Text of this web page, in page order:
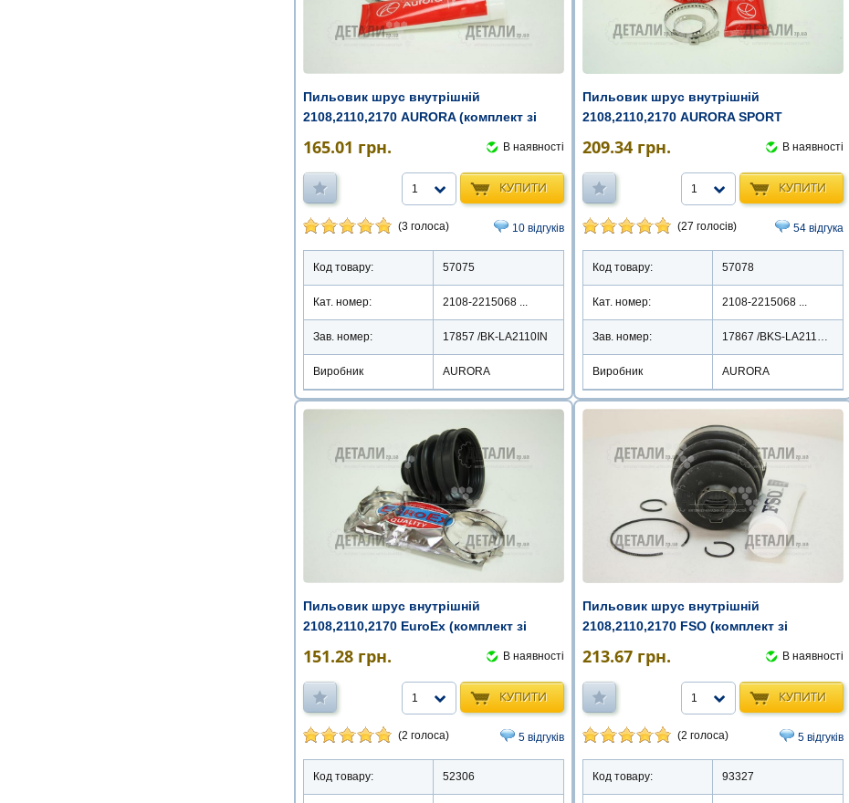
Пильовик шрус внутрішній
2108,2110,2170 AURORA (комплект зі
165.01 грн. В наявності
КУПИТИ
1
(3 голоса) 10 відгуків
Код товару: 57075
Кат. номер: 2108-2215068 ...
Зав. номер: 17857 /BK-LA2110IN
Виробник AURORA
Пильовик шрус внутрішній
2108,2110,2170 AURORA SPORT
209.34 грн. В наявності
КУПИТИ
1
(27 голосів) 54 відгука
Код товару: 57078
Кат. номер: 2108-2215068 ...
Зав. номер: 17867 /BKS-LA2110IN
Виробник AURORA
Пильовик шрус внутрішній
2108,2110,2170 EuroEx (комплект зі
151.28 грн. В наявності
КУПИТИ
1
(2 голоса) 5 відгуків
Код товару: 52306
Пильовик шрус внутрішній
2108,2110,2170 FSO (комплект зі
213.67 грн. В наявності
КУПИТИ
1
(2 голоса) 5 відгуків
Код товару: 93327